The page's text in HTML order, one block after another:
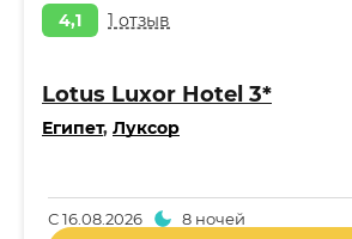
4,1 1 отзыв
Lotus Luxor Hotel 3*
Египет, Луксор
С16.08.2026 8 ночей